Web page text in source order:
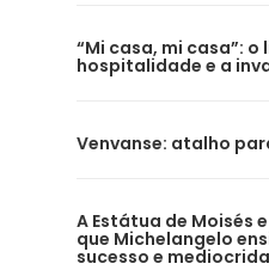
“Mi casa, mi casa”:
hospitalidade e a
Venvanse: atalho
A Estátua de Moisés
que Michelangelo
sucesso e